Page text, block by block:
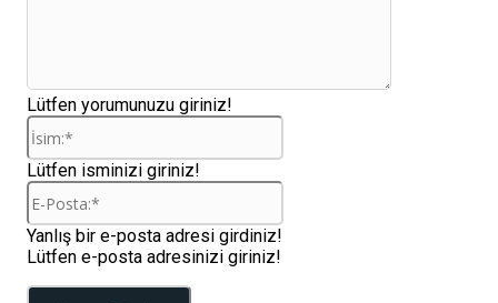
Lütfen yorumunuzu giriniz!
İsim:*
Lütfen isminizi giriniz!
E-
Yanlış bir e-posta adresi girdiniz!
Lütfen e-posta adresinizi giriniz!